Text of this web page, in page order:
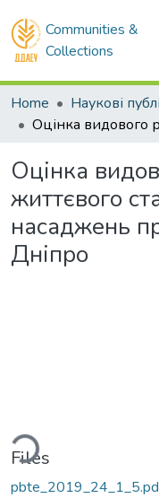
Communities &
Collections
Home Наукові
Оцінка
життєвого
насаджень
Дніпро
Loading...
Files